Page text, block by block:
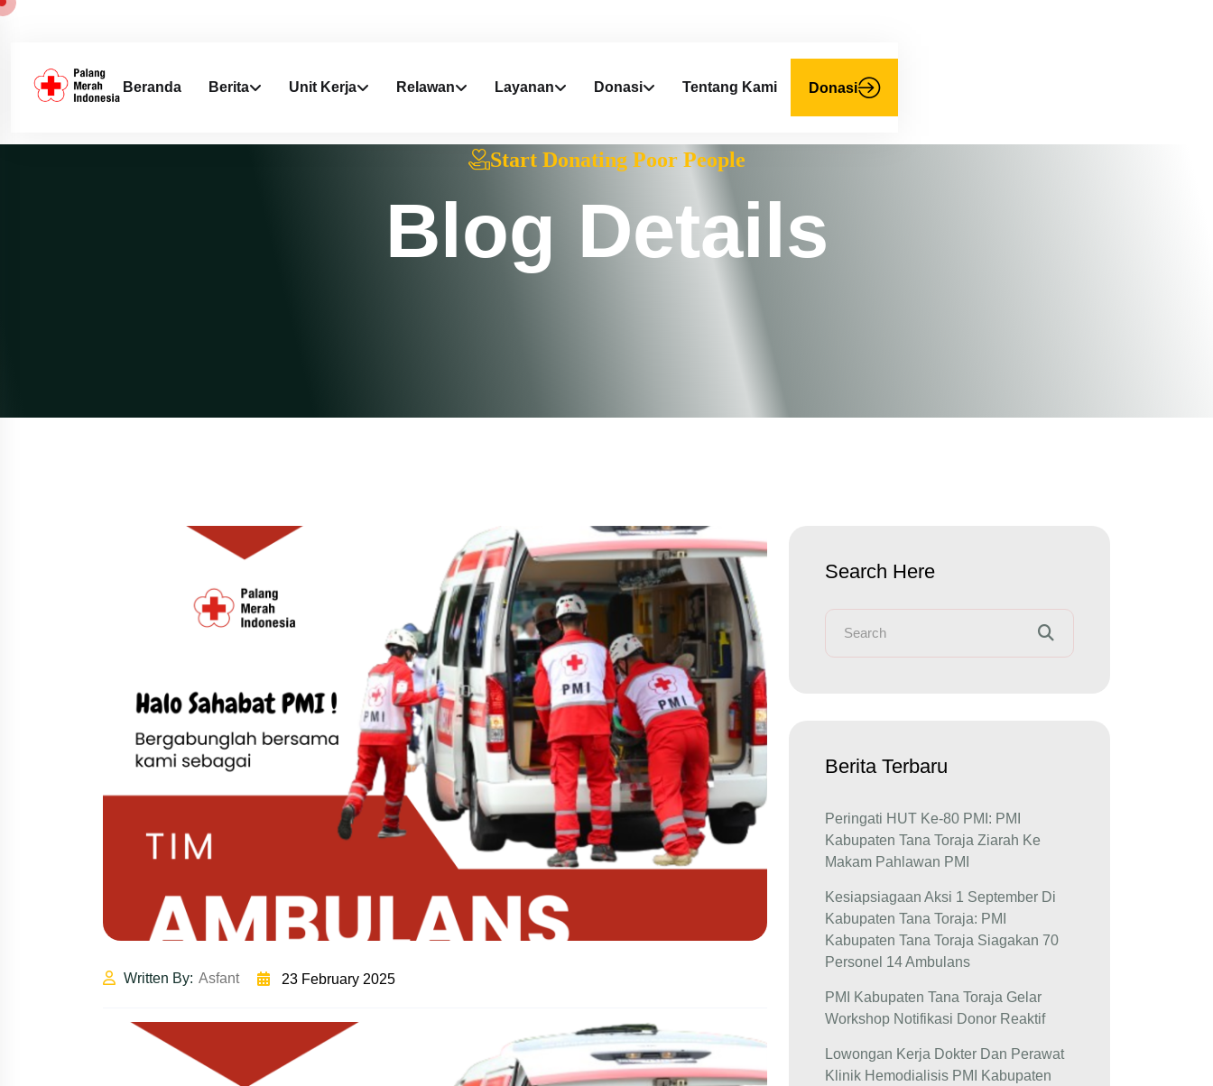
Beranda Berita Unit Kerja Relawan Layanan Donasi Tentang Kami Donasi
Start Donating Poor People
Blog Details
Written By: Asfant 23 February 2025
Search Here
Berita Terbaru
Peringati HUT Ke-80 PMI: PMI
Kabupaten Tana Toraja Ziarah Ke
Makam Pahlawan PMI
Kesiapsiagaan Aksi 1 September Di
Kabupaten Tana Toraja: PMI
Kabupaten Tana Toraja Siagakan 70
Personel 14 Ambulans
PMI Kabupaten Tana Toraja Gelar
Workshop Notifikasi Donor Reaktif
Lowongan Kerja Dokter Dan Perawat
Klinik Hemodialisis PMI Kabupaten